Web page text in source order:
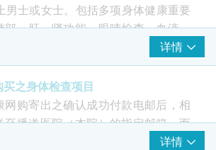
部
(只限女士)
试
碳13同位素的含量来判断是否感染幽门螺旋
验
镁、维生素D
男士或女士。包括多项身体健康重要
部、肝、肾功能、眼晴检查、血液、
。检查前后均由全科或家庭专科医生
详情
之身体检查项目
网购寄出之确认成功付款电邮后，相
至播道医院（本院）的指定邮箱，而
查或医疗服务亦已经成功预约。除非
详情